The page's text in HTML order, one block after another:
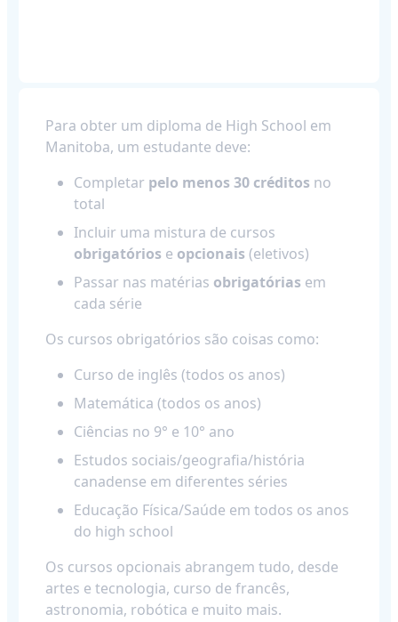
Para obter um diploma de High School em
Manitoba, um estudante deve:
Completar pelo menos 30 créditos no
total
Incluir uma mistura de cursos
obrigatórios e opcionais (eletivos)
Passar nas matérias obrigatórias em
cada série
Os cursos obrigatórios são coisas como:
Curso de inglês (todos os anos)
Matemática (todos os anos)
Ciências no 9° e 10° ano
Estudos sociais/geografia/história
canadense em diferentes séries
Educação Física/Saúde em todos os anos
do high school
Os cursos opcionais abrangem tudo, desde
artes e tecnologia, curso de francês,
astronomia, robótica e muito mais.